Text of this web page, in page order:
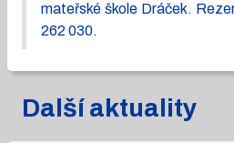
mateřské škole Dráček.
262 030.
Další aktuality